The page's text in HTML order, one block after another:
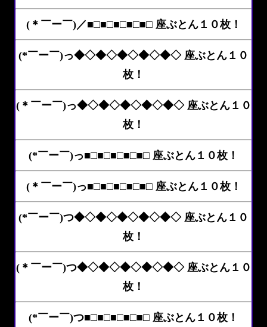
(＊￣ー￣)／■□■□■□■□■□ 座ぶとん１０枚！
(*￣ー￣)っ◆◇◆◇◆◇◆◇◆◇ 座ぶとん１０
枚！
(＊￣ー￣)っ◆◇◆◇◆◇◆◇◆◇ 座ぶとん１０
枚！
(*￣ー￣)っ■□■□■□■□■□ 座ぶとん１０枚！
(＊￣ー￣)っ■□■□■□■□■□ 座ぶとん１０枚！
(*￣ー￣)つ◆◇◆◇◆◇◆◇◆◇ 座ぶとん１０
枚！
(＊￣ー￣)つ◆◇◆◇◆◇◆◇◆◇ 座ぶとん１０
枚！
(*￣ー￣)つ■□■□■□■□■□ 座ぶとん１０枚！